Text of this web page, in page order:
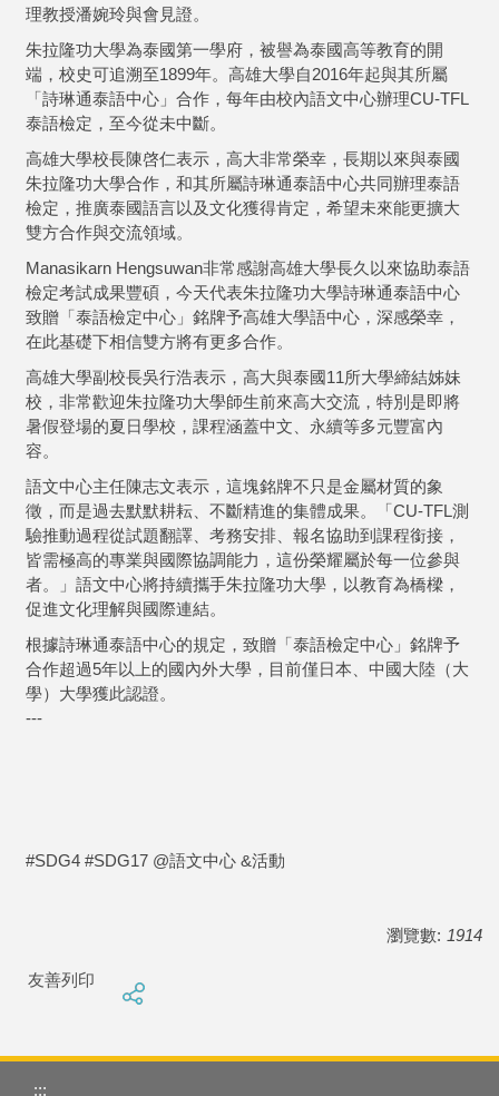
理教授潘婉玲與會見證。
朱拉隆功大學為泰國第一學府，被譽為泰國高等教育的開
端，校史可追溯至1899年。高雄大學自2016年起與其所屬
「詩琳通泰語中心」合作，每年由校內語文中心辦理CU-TFL
泰語檢定，至今從未中斷。
高雄大學校長陳啓仁表示，高大非常榮幸，長期以來與泰國
朱拉隆功大學合作，和其所屬詩琳通泰語中心共同辦理泰語
檢定，推廣泰國語言以及文化獲得肯定，希望未來能更擴大
雙方合作與交流領域。
Manasikarn Hengsuwan非常感謝高雄大學長久以來協助泰語
檢定考試成果豐碩，今天代表朱拉隆功大學詩琳通泰語中心
致贈「泰語檢定中心」銘牌予高雄大學語中心，深感榮幸，
在此基礎下相信雙方將有更多合作。
高雄大學副校長吳行浩表示，高大與泰國11所大學締結姊妹
校，非常歡迎朱拉隆功大學師生前來高大交流，特別是即將
暑假登場的夏日學校，課程涵蓋中文、永續等多元豐富內
容。
語文中心主任陳志文表示，這塊銘牌不只是金屬材質的象
徵，而是過去默默耕耘、不斷精進的集體成果。「CU-TFL測
驗推動過程從試題翻譯、考務安排、報名協助到課程銜接，
皆需極高的專業與國際協調能力，這份榮耀屬於每一位參與
者。」語文中心將持續攜手朱拉隆功大學，以教育為橋樑，
促進文化理解與國際連結。
根據詩琳通泰語中心的規定，致贈「泰語檢定中心」銘牌予
合作超過5年以上的國內外大學，目前僅日本、中國大陸（大
學）大學獲此認證。
---
#SDG4 #SDG17 @語文中心 &活動
瀏覽數: 1914
友善列印
:::